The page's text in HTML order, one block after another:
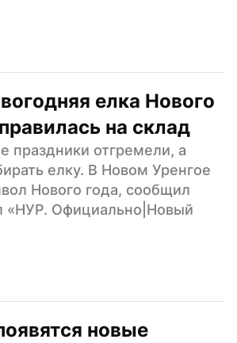
елка Нового
на склад
праздники отгремели, а
елку. В Новом Уренгое
Нового года, сообщил
«НУР. Официально|Новый
новые